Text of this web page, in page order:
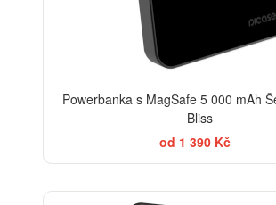
Powerbanka s MagSafe 5 000 mAh
Bliss
od 1 390 Kč